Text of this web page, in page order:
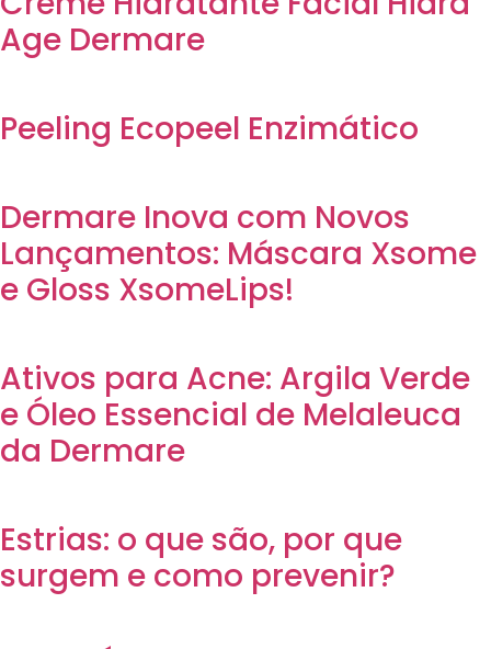
Age Dermare
Peeling Ecopeel Enzimático
Dermare Inova com Novos
Lançamentos: Máscara Xsome
e Gloss XsomeLips!
Ativos para Acne: Argila Verde
e Óleo Essencial de Melaleuca
da Dermare
Estrias: o que são, por que
surgem e como prevenir?